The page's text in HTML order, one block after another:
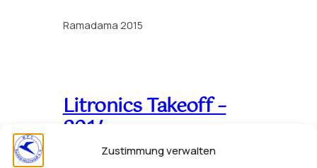
Zustimmung verwalten
Ramadama 2015
Litronics Takeoff –
2014
24. Mai 2014Jahr 2010 bis 2015